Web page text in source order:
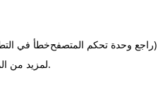
خطأ في(راجع وحدة تحكم المتصفح
لمزيد من.